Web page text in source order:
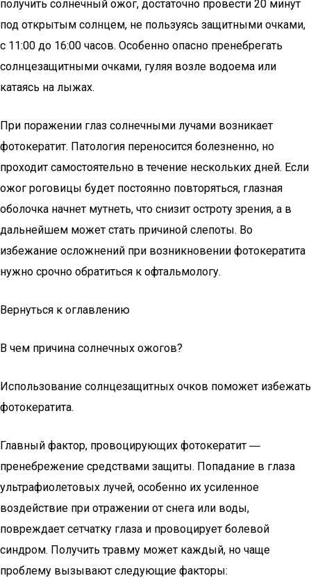
получить солнечный ожог, достаточно провести 20 минут
под открытым солнцем, не пользуясь защитными очками,
с 11:00 до 16:00 часов. Особенно опасно пренебрегать
солнцезащитными очками, гуляя возле водоема или
катаясь на лыжах.
При поражении глаз солнечными лучами возникает
фотокератит. Патология переносится болезненно, но
проходит самостоятельно в течение нескольких дней. Если
ожог роговицы будет постоянно повторяться, глазная
оболочка начнет мутнеть, что снизит остроту зрения, а в
дальнейшем может стать причиной слепоты. Во
избежание осложнений при возникновении фотокератита
нужно срочно обратиться к офтальмологу.
Вернуться к оглавлению
В чем причина солнечных ожогов?
Использование солнцезащитных очков поможет избежать
фотокератита.
Главный фактор, провоцирующих фотокератит ―
пренебрежение средствами защиты. Попадание в глаза
ультрафиолетовых лучей, особенно их усиленное
воздействие при отражении от снега или воды,
повреждает сетчатку глаза и провоцирует болевой
синдром. Получить травму может каждый, но чаще
проблему вызывают следующие факторы: